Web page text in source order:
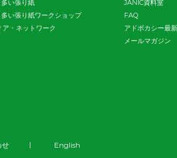
い張り紙
い張り紙ワークショップ
ア・ネットワーク
JANIC資料室
FAQ
アドボカシー最
メールマガジン
せ English